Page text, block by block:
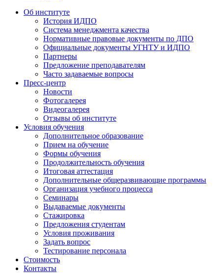
Об институте
История ИДПО
Система менеджмента качества
Нормативные правовые документы по ДПО
Официальные документы УГНТУ и ИДПО
Партнеры
Предложение преподавателям
Часто задаваемые вопросы
Пресс-центр
Новости
Фотогалерея
Видеогалерея
Отзывы об институте
Условия обучения
Дополнительное образование
Прием на обучение
Формы обучения
Продолжительность обучения
Итоговая аттестация
Дополнительные общеразвивающие программы
Организация учебного процесса
Семинары
Выдаваемые документы
Стажировка
Предложения студентам
Условия проживания
Задать вопрос
Тестирование персонала
Стоимость
Контакты